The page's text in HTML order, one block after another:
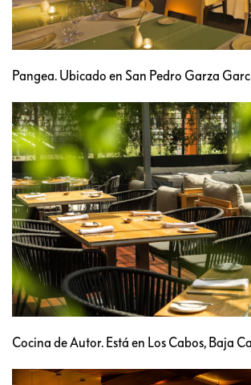
Pangea. Ubicado en San Pedro Garza
Cocina de Autor. Está en Los Cabos, Baja